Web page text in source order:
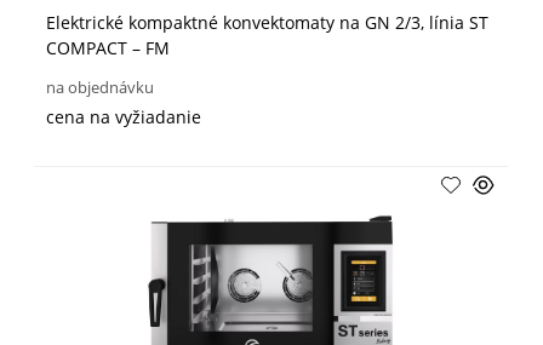
Elektrické kompaktné konvektomaty na GN 2/3, línia ST
COMPACT – FM
na objednávku
cena na vyžiadanie